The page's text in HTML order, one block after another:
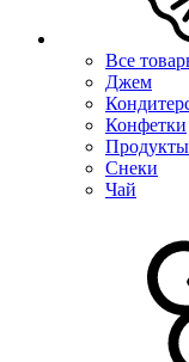
Все
Джем
Конфетки
Продукты
Снеки
Чай